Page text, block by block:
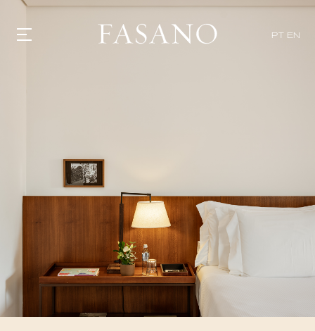
PT EN
TIENDA | SELEZIONE
DESCUBRIR
WHAT'S COOKING
CORRIERE
HISTORIA